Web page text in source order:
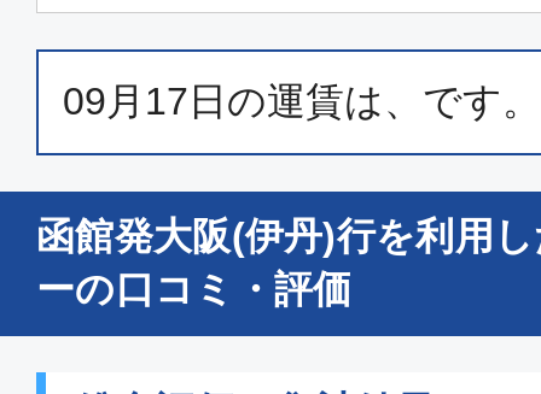
09月17日 の運賃は、 です。
函館発大阪(伊丹)行を利用
ーの口コミ・評価